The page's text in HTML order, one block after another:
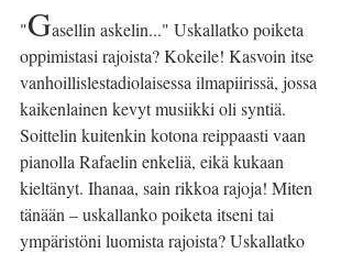
"Gasellin askelin..." Uskallatko poiketa
oppimistasi rajoista? Kokeile! Kasvoin itse
vanhoillislestadiolaisessa ilmapiirissä, jossa
kaikenlainen kevyt musiikki oli syntiä.
Soittelin kuitenkin kotona reippaasti vaan
pianolla Rafaelin enkeliä, eikä kukaan
kieltänyt. Ihanaa, sain rikkoa rajoja! Miten
tänään – uskallanko poiketa itseni tai
ympäristöni luomista rajoista? Uskallatko